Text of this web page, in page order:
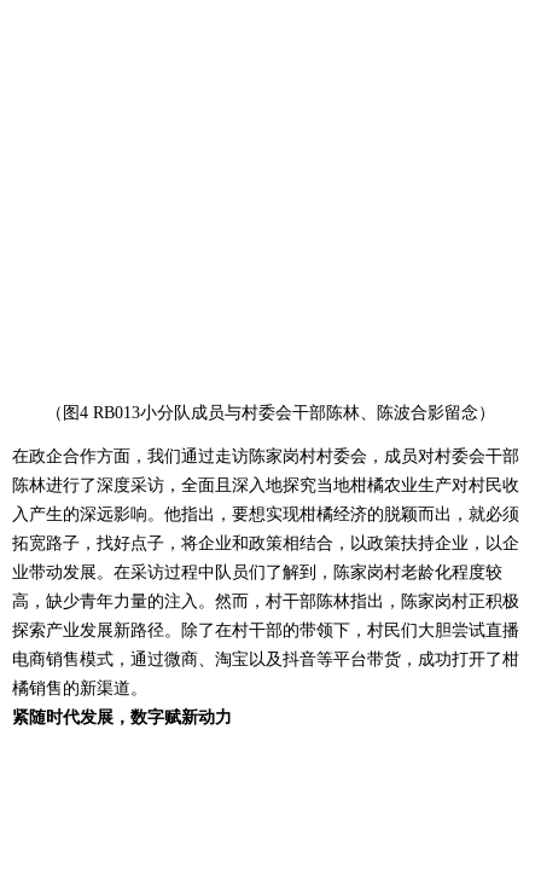
（图4 RB013小分队成员与村委会干部陈林、陈波合影留念）
在政企合作方面，我们通过走访陈家岗村村委会，成员对村委会干部
陈林进行了深度采访，全面且深入地探究当地柑橘农业生产对村民收
入产生的深远影响。他指出，要想实现柑橘经济的脱颖而出，就必须
拓宽路子，找好点子，将企业和政策相结合，以政策扶持企业，以企
业带动发展。在采访过程中队员们了解到，陈家岗村老龄化程度较
高，缺少青年力量的注入。然而，村干部陈林指出，陈家岗村正积极
探索产业发展新路径。除了在村干部的带领下，村民们大胆尝试直播
电商销售模式，通过微商、淘宝以及抖音等平台带货，成功打开了柑
橘销售的新渠道。
紧随时代发展，数字赋新动力